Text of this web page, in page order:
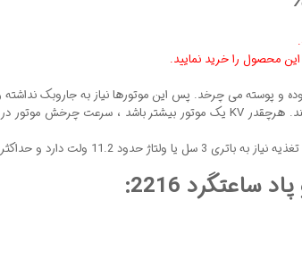
محصول را خرید نمایید.
پوسته می چرخد. پس این موتورها نیاز به جاروبک نداشته و
2216: